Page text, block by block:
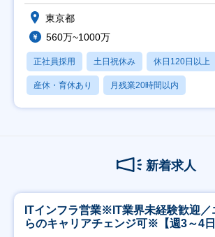
東京都
560万~1000万
正社員採用 土日祝休み 休日120日以上
産休・育休あり 月残業20時間以内
新着求人
ITインフラ営業※IT業界未経験歓迎／
らのキャリアチェンジ可※【週3～4